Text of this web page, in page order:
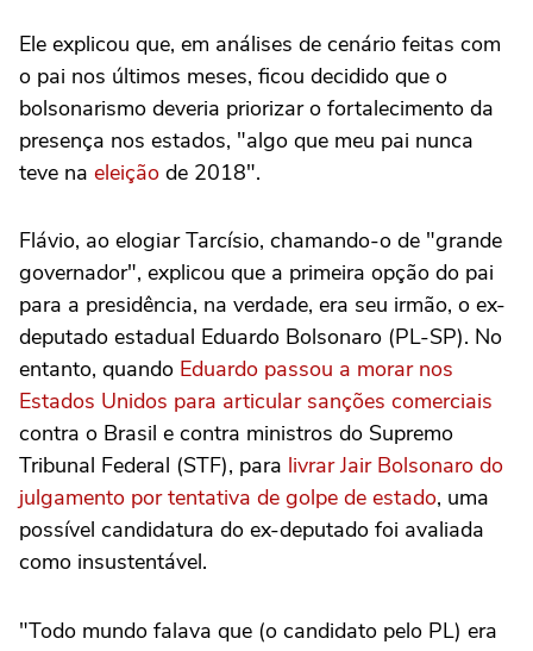
Ele explicou que, em análises de cenário feitas com
o pai nos últimos meses, ficou decidido que o
bolsonarismo deveria priorizar o fortalecimento da
presença nos estados, "algo que meu pai nunca
teve na eleição de 2018".
Flávio, ao elogiar Tarcísio, chamando-o de "grande
governador", explicou que a primeira opção do pai
para a presidência, na verdade, era seu irmão, o ex-
deputado estadual Eduardo Bolsonaro (PL-SP). No
entanto, quando Eduardo passou a morar nos
Estados Unidos para articular sanções comerciais
contra o Brasil e contra ministros do Supremo
Tribunal Federal (STF), para livrar Jair Bolsonaro do
julgamento por tentativa de golpe de estado, uma
possível candidatura do ex-deputado foi avaliada
como insustentável.
"Todo mundo falava que (o candidato pelo PL) era